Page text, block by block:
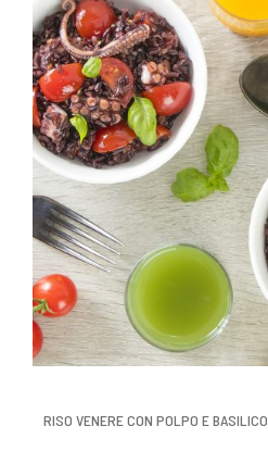
RISO VENERE CON POLPO E BASILICO